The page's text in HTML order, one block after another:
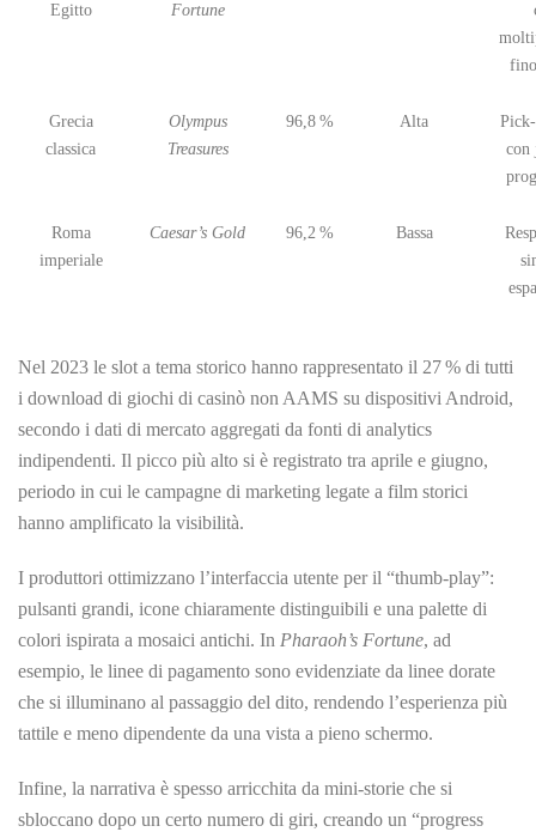
Egitto
Fortune
Grecia
classica
Olympus
Treasures
96,8 % Alta
con
Roma
imperiale
Caesar’s Gold 96,2 % Bassa
Nel 2023 le slot a tema storico hanno rappresentato il 27 % di tutti
i download di giochi di casinò non AAMS su dispositivi Android,
secondo i dati di mercato aggregati da fonti di analytics
indipendenti. Il picco più alto si è registrato tra aprile e giugno,
periodo in cui le campagne di marketing legate a film storici
hanno amplificato la visibilità.
I produttori ottimizzano l’interfaccia utente per il “thumb‑play”:
pulsanti grandi, icone chiaramente distinguibili e una palette di
colori ispirata a mosaici antichi. In Pharaoh’s Fortune, ad
esempio, le linee di pagamento sono evidenziate da linee dorate
che si illuminano al passaggio del dito, rendendo l’esperienza più
tattile e meno dipendente da una vista a pieno schermo.
Infine, la narrativa è spesso arricchita da mini‑storie che si
sbloccano dopo un certo numero di giri, creando un “progress